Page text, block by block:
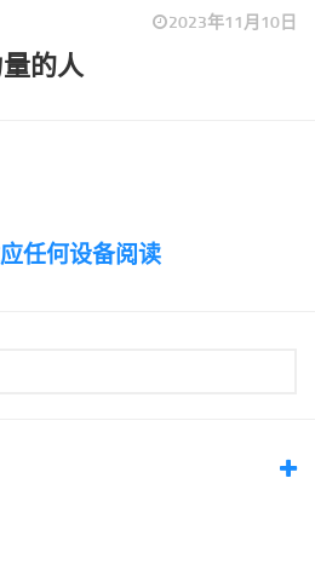
2023年11月10日
的人
任何设备阅读